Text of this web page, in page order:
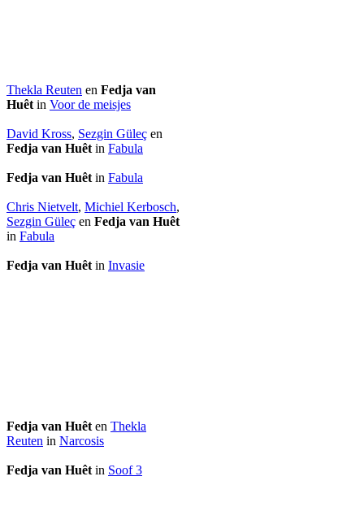
Thekla Reuten en Fedja van
Huêt in Voor de meisjes
David Kross, Sezgin Güleç en
Fedja van Huêt in Fabula
Fedja van Huêt in Fabula
Chris Nietvelt, Michiel Kerbosch,
Sezgin Güleç en Fedja van Huêt
in Fabula
Fedja van Huêt in Invasie
Fedja van Huêt en Thekla
Reuten in Narcosis
Fedja van Huêt in Soof 3